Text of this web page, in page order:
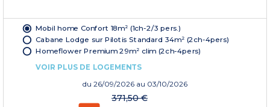
Mobil home Confort 18m² (1ch-2/3 pers.)
Cabane Lodge sur Pilotis Standard 34m² (2ch-4pers)
Homeflower Premium 29m² clim (2ch-4pers)
VOIR PLUS DE LOGEMENTS
du 26/09/2026 au 03/10/2026
371,50 €